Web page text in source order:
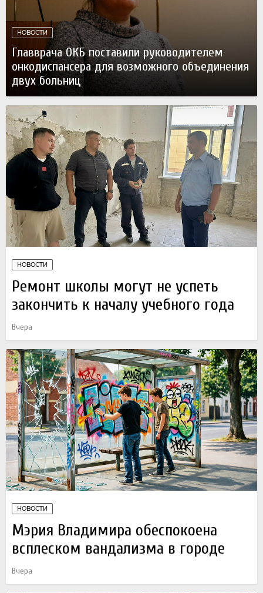
НОВОСТИ
Главврача ОКБ поставили руководителем
онкодиспансера для возможного объединения
двух больниц
НОВОСТИ
Ремонт школы могут не успеть
закончить к началу учебного года
Вчера
НОВОСТИ
Мэрия Владимира обеспокоена
всплеском вандализма в городе
Вчера